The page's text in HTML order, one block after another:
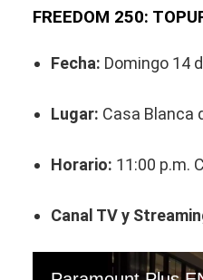
FREEDOM 250:
Fecha: Domingo 14
Lugar: Casa Blanca
Horario: 11:00 p.m.
Canal TV y